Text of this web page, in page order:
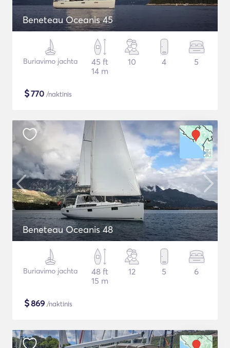
Beneteau Oceanis 45
Buriavimo jachta
45 ft
14 m
10 4 5
$770 /naktinis
Beneteau Oceanis 48
Buriavimo jachta
48 ft
15 m
12 5 6
$869 /naktinis